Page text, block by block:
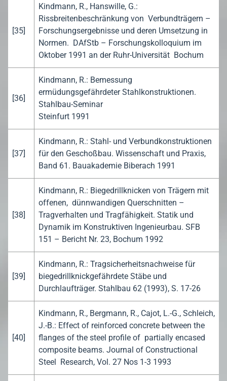
[35]
Kindmann, R., Hanswille, G.:
Rissbreitenbeschränkung von Verbundträgern –
Forschungsergebnisse und deren Umsetzung in
Normen. DAfStb – Forschungskolloquium im
Oktober 1991 an der Ruhr-Universität Bochum
[36]
Kindmann, R.: Bemessung
ermüdungsgefährdeter Stahlkonstruktionen.
Stahlbau-Seminar
Steinfurt 1991
[37]
Kindmann, R.: Stahl- und Verbundkonstruktionen
für den Geschoßbau. Wissenschaft und Praxis,
Band 61. Bauakademie Biberach 1991
[38]
Kindmann, R.: Biegedrillknicken von Trägern mit
offenen, dünnwandigen Querschnitten –
Tragverhalten und Tragfähigkeit. Statik und
Dynamik im Konstruktiven Ingenieurbau. SFB
151 – Bericht Nr. 23, Bochum 1992
[39]
Kindmann, R.: Tragsicherheitsnachweise für
biegedrillknickgefährdete Stäbe und
Durchlaufträger. Stahlbau 62 (1993), S. 17-26
[40]
Kindmann, R., Bergmann, R., Cajot, L.-G., Schleich,
J.-B.: Effect of reinforced concrete between the
flanges of the steel profile of partially encased
composite beams. Journal of Constructional
Steel Research, Vol. 27 Nos 1-3 1993